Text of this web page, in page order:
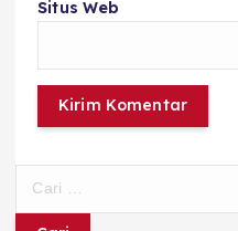
Situs Web